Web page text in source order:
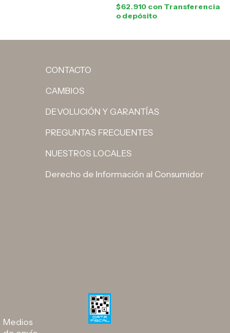
$62.910 con Transferencia
o depósito
CONTACTO
CAMBIOS
DEVOLUCIÓN Y GARANTÍAS
PREGUNTAS FRECUENTES
NUESTROS LOCALES
Derecho de Información al Consumidor
Medios